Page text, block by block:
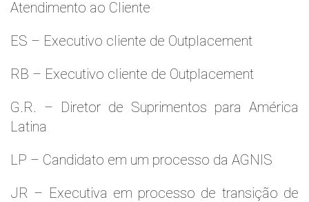
Atendimento ao Cliente
ES – Executivo cliente de Outplacement
RB – Executivo cliente de Outplacement
G.R. – Diretor de Suprimentos para América
Latina
LP – Candidato em um processo da AGNIS
JR – Executiva em processo de transição de